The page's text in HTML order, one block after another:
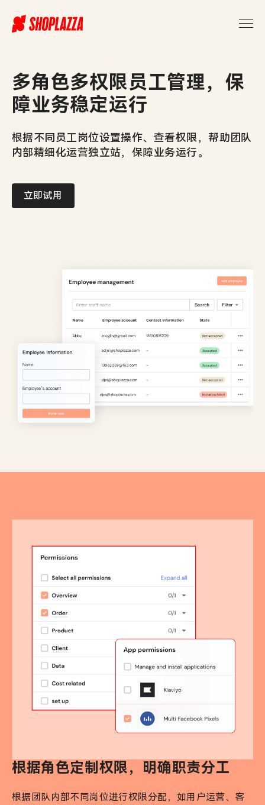
多角色多权限员工管理，保
障业务稳定运行
根据不同员工岗位设置操作、查看权限，帮助团队
内部精细化运营独立站，保障业务运行。
立即试用
根据角色定制权限，明确职责分工
根据团队内部不同岗位进行权限分配，如用户运营、客